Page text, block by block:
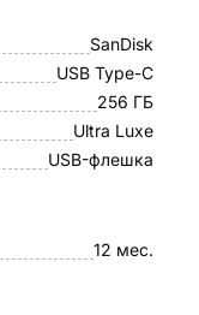
SanDisk
USB Type-C
256 ГБ
Ultra Luxe
USB-флешка
12 мес.